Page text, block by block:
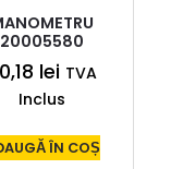
20005580
lei TVA
Inclus
ÎN COȘ